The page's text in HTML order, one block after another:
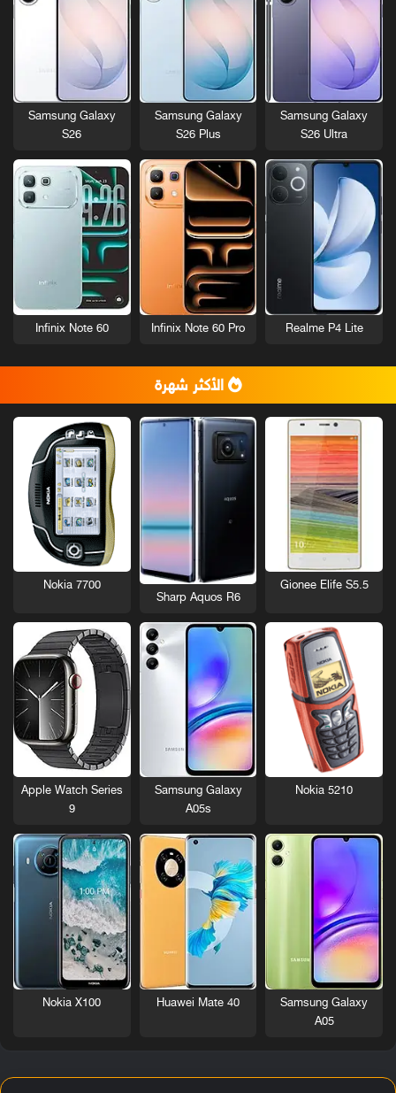
Samsung Galaxy
S26 Ultra
Samsung Galaxy
S26 Plus
Samsung Galaxy
S26
Realme P4 Lite
Infinix Note 60 Pro
Infinix Note 60
الأكثر شهرة
Gionee Elife S5.5
Sharp Aquos R6
Nokia 7700
Nokia 5210
Samsung Galaxy
A05s
Apple Watch Series
9
Samsung Galaxy
A05
Huawei Mate 40
Nokia X100